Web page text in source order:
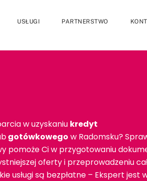
USŁUGI PARTNERSTWO
w uzyskaniu kredyt
gotówkowego w Radomsku?
pomoże Ci w przygotowaniu
oferty i przeprowadzeniu
usługi są bezpłatne – Ekspert jest